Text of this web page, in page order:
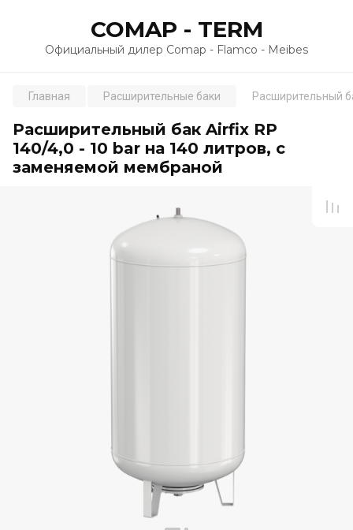
COMAP - TERM
Официальный дилер Comap - Flamco - Meibes
Главная Расширительные баки Расширительный
Расширительный бак Airfix RP
140/4,0 - 10 bar на 140 литров, с
заменяемой мембраной